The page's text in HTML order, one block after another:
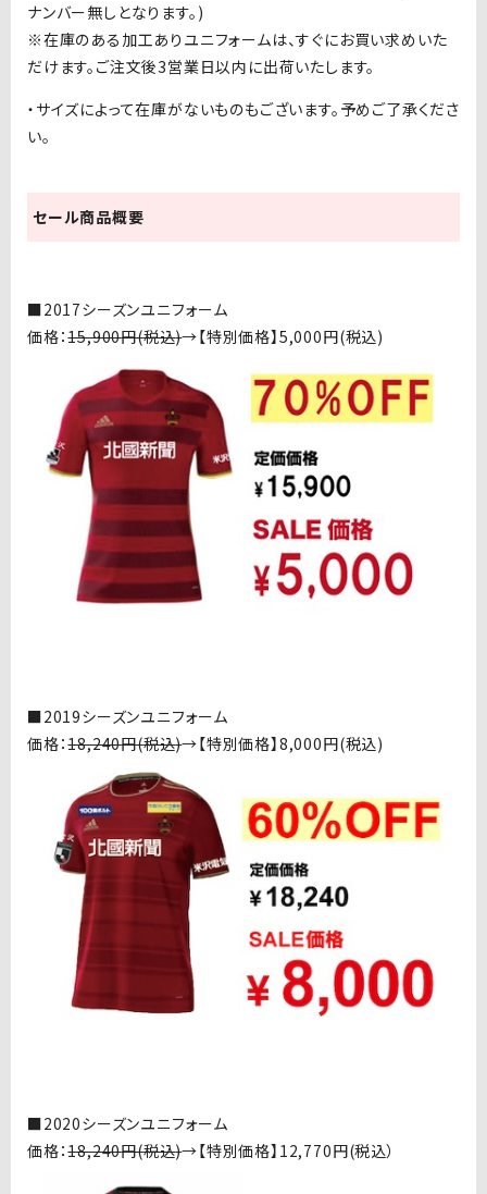
ナンバー無しとなります。 )
※在庫のある加工ありユニフォームは、すぐにお買い求めいた
だけます。ご注文後3営業日以内に出荷いたします。
・サイズによって在庫がないものもございます。予めご了承くださ
い。
セール商品概要
■2017シーズンユニフォーム
価格：15,900円(税込)→【特別価格】5,000円(税込)
■2019シーズンユニフォーム
価格：18,240円(税込)→【特別価格】8,000円(税込)
■2020シーズンユニフォーム
価格：18,240円(税込)→【特別価格】 12,770円(税込）